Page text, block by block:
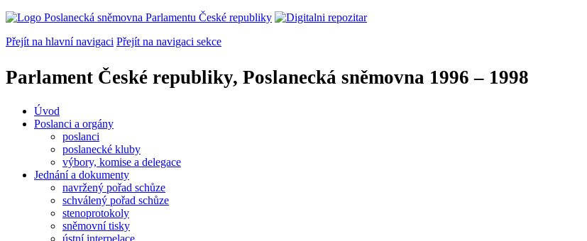
Přejít na hlavní navigaci Přejít na navigaci sekce
Parlament České republiky, Poslanecká sněmovna 1996 – 1998
Úvod
Poslanci a orgány
poslanci
poslanecké kluby
výbory, komise a delegace
Jednání a dokumenty
navržený pořad schůze
schválený pořad schůze
stenoprotokoly
sněmovní tisky
ústní interpelace